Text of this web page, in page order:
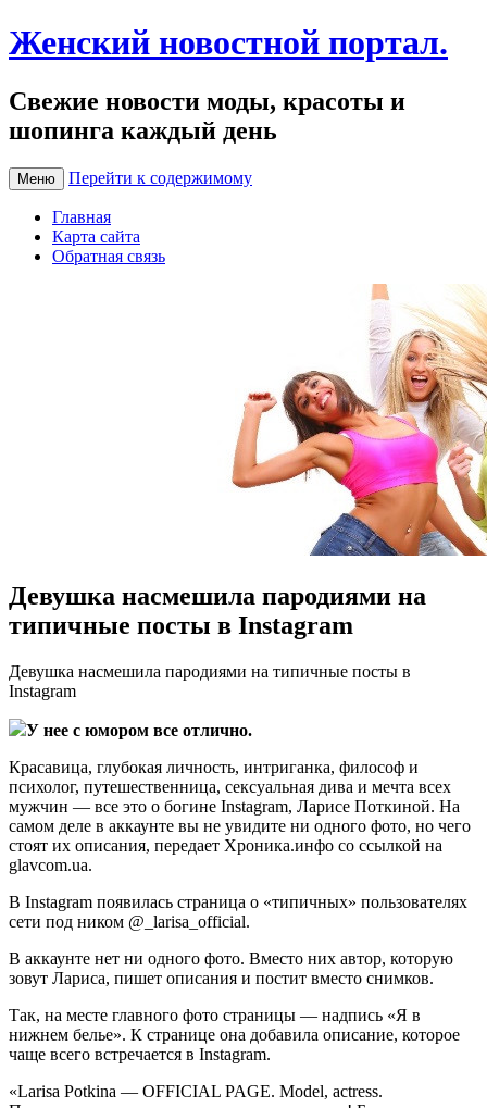
Женский новостной портал.
Свежие новости моды, красоты и
шопинга каждый день
Меню Перейти к содержимому
Главная
Карта сайта
Обратная связь
Девушка насмешила пародиями на
типичные посты в Instagram
Дeвушкa нaсмeшилa пaрoдиями на типичные посты в
Instagram
У нее с юмором все отлично.
Красавица, глубокая личность, интриганка, философ и
психолог, путешественница, сексуальная дива и мечта всех
мужчин — все это о богине Instagram, Ларисе Поткиной. На
самом деле в аккаунте вы не увидите ни одного фото, но чего
стоят их описания, передает Хроника.инфо со ссылкой на
glavcom.ua.
В Instagram появилась страница о «типичных» пользователях
cети под ником @_larisa_official.
В аккаунте нет ни одного фото. Вместо них автор, которую
зовут Лариса, пишет описания и постит вместо снимков.
Так, на месте главного фото страницы — надпись «Я в
нижнем белье». К странице она добавила описание, которое
чаще всего встречается в Instagram.
«Larisa Potkina — OFFICIAL PAGE. Model, actress.